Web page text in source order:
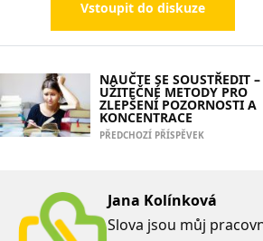
Vstoupit do diskuze
NAUČTE SE SOUSTŘEDIT –
UŽITEČNÉ METODY PRO
ZLEPŠENÍ POZORNOSTI A
KONCENTRACE
PŘEDCHOZÍ PŘÍSPĚVEK
Jana Kolínková
Slova jsou můj